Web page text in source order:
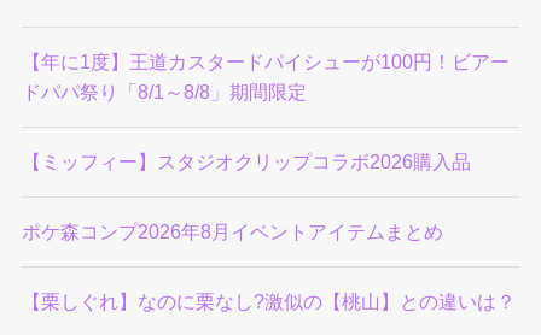
【年に1度】王道カスタードパイシューが100円！ビアー
ドパパ祭り「8/1～8/8」期間限定
【ミッフィー】スタジオクリップコラボ2026購入品
ポケ森コンプ2026年8月イベントアイテムまとめ
【栗しぐれ】なのに栗なし?激似の【桃山】との違いは？